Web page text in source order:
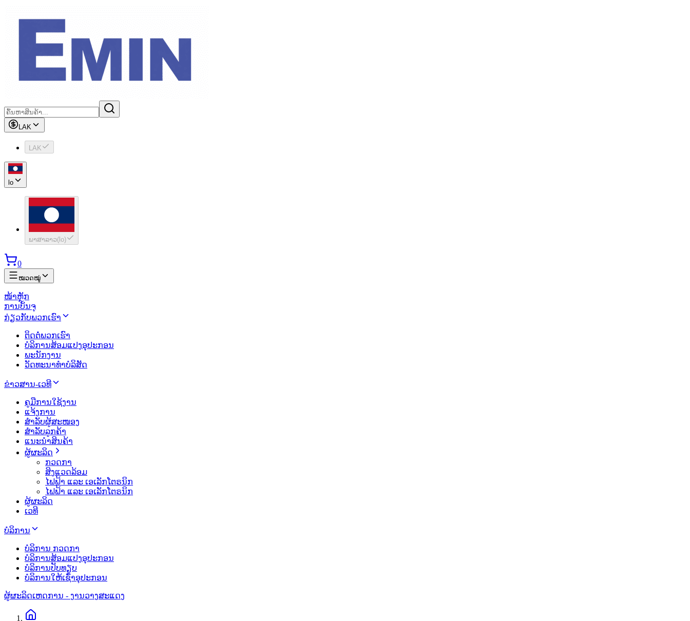
LAK
LAK
lo
ພາສາລາວ( lo)
0
ໝວດໝູ່
ໜ້າຫຼັກ
ການບັນຈຸ
ກ່ຽວກັບພວກເຮົາ
ຕິດຕໍ່ພວກເຮົາ
ບໍລິການສ້ອມແປງອຸປະກອນ
ພະນັກງານ
ວັດທະນາທຳບໍລິສັດ
ຂ່າວສານ-ເວທີ
ຄູມືການໃຊ້ງານ
ແຈ້ງການ
ສຳລັບຜູ້ສະໜອງ
ສຳລັບລູກຄ້າ
ແນະນຳສິນຄ້າ
ຜູ້ຜະລິດ
ກວດກາ
ສິງແວດລ້ອມ
ໄຟຟ້າ ແລະ ເອເລັກໂຕຣນິກ
ໄຟຟ້າ ແລະ ເອເລັກໂຕຣນິກ
ຜູ້ຜະລິດ
ເວທີ
ບໍລິການ
ບໍລິການ ກວດກາ
ບໍລິການສ້ອມແປງອຸປະກອນ
ບໍລິການປັບທຽບ
ບໍລິການໃຫ້ເຊົ່າອຸປະກອນ
ຜູ້ຜະລິດເຫດການ - ງານວາງສະແດງ